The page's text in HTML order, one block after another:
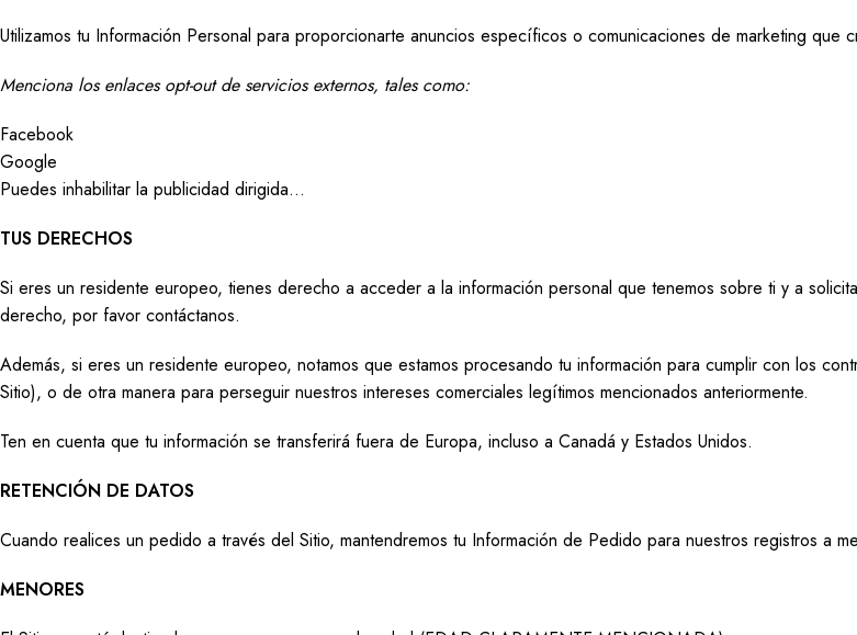
Utilizamos tu Información Personal para proporcionarte anuncios específicos o comunicaciones de marketing que
Menciona los enlaces opt-out de servicios externos, tales como:
Facebook
Google
Puedes inhabilitar la publicidad dirigida…
TUS DERECHOS
Si eres un residente europeo, tienes derecho a acceder a la información personal que tenemos sobre ti y a
derecho, por favor contáctanos.
Además, si eres un residente europeo, notamos que estamos procesando tu información para cumplir con los
Sitio), o de otra manera para perseguir nuestros intereses comerciales legítimos mencionados anteriormente.
Ten en cuenta que tu información se transferirá fuera de Europa, incluso a Canadá y Estados Unidos.
RETENCIÓN DE DATOS
Cuando realices un pedido a través del Sitio, mantendremos tu Información de Pedido para nuestros registros a
MENORES